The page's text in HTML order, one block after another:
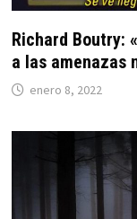
Richard Boutry:
a las amenazas
enero 8, 2022